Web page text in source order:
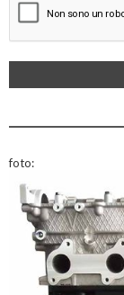
foto: